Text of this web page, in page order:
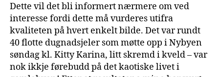
Dette vil det bli informert nærmere om ved
interesse fordi dette må vurderes utifra
kvaliteten på hvert enkelt bilde. Det var rundt
40 flotte dugnadsjeler som møtte opp i Nybyen
søndag kl. Kitty Karina, litt skremd i kveld – var
nok ikkje førebudd på det kaotiske livet i